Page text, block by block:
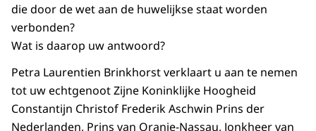
die door de wet aan de huwelijkse staat worden
verbonden?
Wat is daarop uw antwoord?
Petra Laurentien Brinkhorst verklaart u aan te nemen
tot uw echtgenoot Zijne Koninklijke Hoogheid
Constantijn Christof Frederik Aschwin Prins der
Nederlanden, Prins van Oranje-Nassau, Jonkheer van